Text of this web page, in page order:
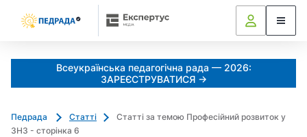
Всеукраїнська педагогічна рада — 2026:
ЗАРЕЄСТРУВАТИСЯ →
Педрада Статті
Статті за темою Професійний розвиток у
ЗНЗ - сторінка 6